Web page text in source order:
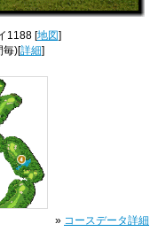
1188 [地図]
毎)[詳細]
» コースデータ詳細